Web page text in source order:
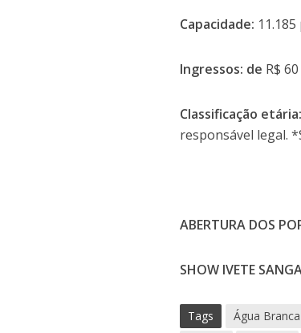
Capacidade:
Ingressos: de R$
Classificação etária:
responsável legal.
ABERTURA DOS
SHOW IVETE
Tags Água Branca